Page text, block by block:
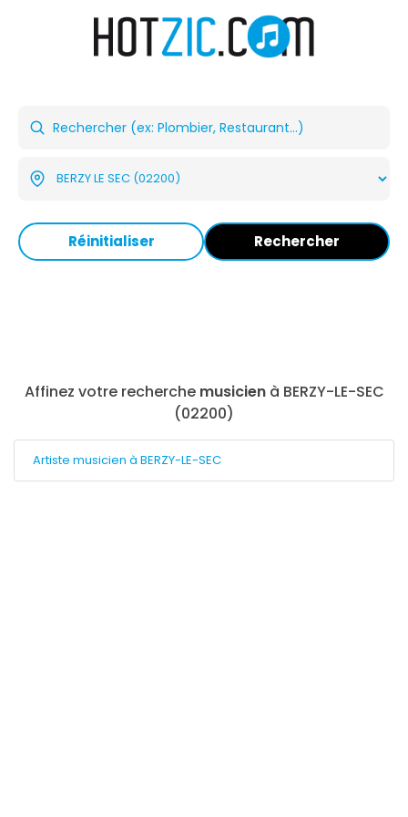
Réinitialiser Rechercher
Affinez votre recherche musicienà BERZY-LE-SEC
(02200)
Artiste musicien à BERZY-LE-SEC